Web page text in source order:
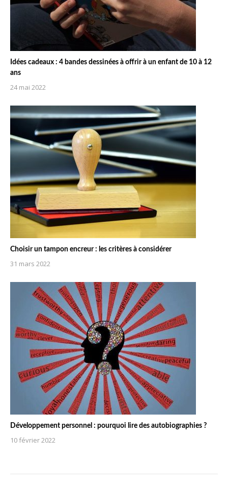
Idées cadeaux : 4 bandes dessinées à offrir à un enfant de 10 à 12
ans
24 mai 2022
Choisir un tampon encreur : les critères à considérer
31 mars 2022
Développement personnel : pourquoi lire des autobiographies ?
10 février 2022